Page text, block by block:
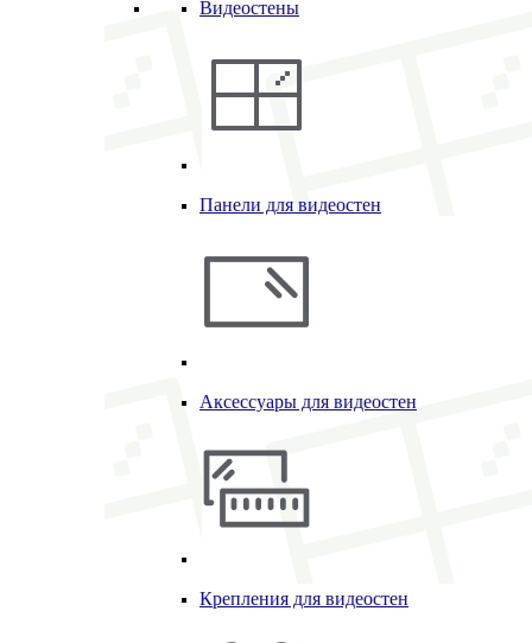
Видеостены
Панели для видеостен
Аксессуары для видеостен
Крепления для видеостен